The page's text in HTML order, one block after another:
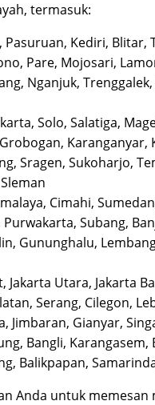
termasuk:
Kediri, Blitar,
Pare, Mojosari,
Nganjuk,
Solo, Salatiga,
Sragen, Sukoharjo,
Cimahi,
Subang,
Gununghalu,
Jakarta Utara, Jakarta
Serang, Cilegon,
Jimbaran, Gianyar,
Bangli, Karangasem,
Balikpapan,
Anda untuk